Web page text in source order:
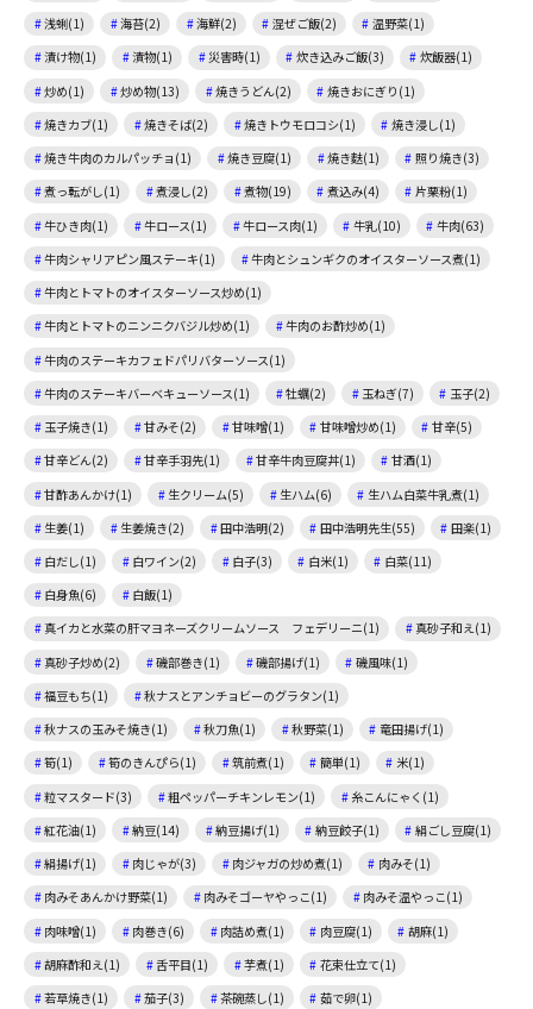
浅蜊(1) 海苔(2) 海鮮(2) 混ぜご飯(2)
温野菜(1)
漬け物(1)
漬物(1) 災害時(1) 炊き込みご飯(3)
炊飯器(1)
炒め(1)
炒め物(13) 焼きうどん(2)
焼きおにぎり(1)
焼きカブ(1)
焼きそば(2) 焼きトウモロコシ(1)
焼き浸し(1)
焼き牛肉のカルパッチョ(1)
焼き豆腐(1) 焼き麩(1)
照り焼き(3)
煮っ転がし(1)
煮浸し(2) 煮物(19) 煮込み(4)
片栗粉(1)
牛ひき肉(1)
牛ロース(1) 牛ロース肉(1) 牛乳(10)
牛肉(63)
牛肉シャリアピン風ステーキ(1)
牛肉とシュンギクのオイスターソース煮(1)
牛肉とトマトのオイスターソース炒め(1)
牛肉とトマトのニンニクバジル炒め(1)
牛肉のお酢炒め(1)
牛肉のステーキカフェドパリバターソース(1)
牛肉のステーキバーベキューソース(1)
牡蠣(2) 玉ねぎ(7)
玉子(2)
玉子焼き(1)
甘みそ(2) 甘味噌(1) 甘味噌炒め(1)
甘辛(5)
甘辛どん(2)
甘辛手羽先(1) 甘辛牛肉豆腐丼(1)
甘酒(1)
甘酢あんかけ(1)
生クリーム(5) 生ハム(6)
生ハム白菜牛乳煮(1)
生姜(1)
生姜焼き(2) 田中浩明(2) 田中浩明先生(55)
田楽(1)
白だし(1)
白ワイン(2) 白子(3) 白米(1)
白菜(11)
白身魚(6)
白飯(1)
真イカと水菜の肝マヨネーズクリームソース フェデリーニ(1)
真砂子和え(1)
真砂子炒め(2)
磯部巻き(1) 磯部揚げ(1)
磯風味(1)
福豆もち(1)
秋ナスとアンチョビーのグラタン(1)
秋ナスの玉みそ焼き(1)
秋刀魚(1) 秋野菜(1)
竜田揚げ(1)
筍(1)
筍のきんぴら(1) 筑前煮(1) 簡単(1)
米(1)
粒マスタード(3)
粗ペッパーチキンレモン(1)
糸こんにゃく(1)
紅花油(1)
納豆(14) 納豆揚げ(1) 納豆餃子(1)
絹ごし豆腐(1)
絹揚げ(1)
肉じゃが(3) 肉ジャガの炒め煮(1)
肉みそ(1)
肉みそあんかけ野菜(1)
肉みそゴーヤやっこ(1)
肉みそ温やっこ(1)
肉味噌(1)
肉巻き(6) 肉詰め煮(1) 肉豆腐(1)
胡麻(1)
胡麻酢和え(1)
舌平目(1) 芋煮(1)
花束仕立て(1)
若草焼き(1)
茄子(3) 茶碗蒸し(1)
茹で卵(1)